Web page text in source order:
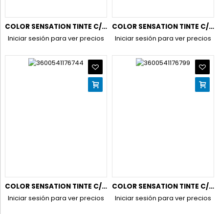
COLOR SENSATION TINTE C/PINCEL 5.0 CASTAÑO LUMINOSO
Iniciar sesión para ver precios
COLOR SENSATION TINTE C/PINCEL 6.0 RUBIO OSCURO
Iniciar sesión para ver precios
COLOR SENSATION TINTE C/PINCEL 6.35 RUBIO CARAMELO
Iniciar sesión para ver precios
COLOR SENSATION TINTE C/PINCEL 6.60 ROJO INTENSO
Iniciar sesión para ver precios